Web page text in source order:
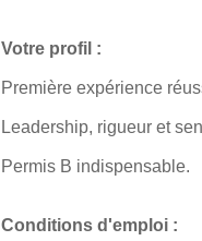
Votre profil :
Première expérience
Leadership, rigueur et
Permis B indispensable.
Conditions d'emploi :